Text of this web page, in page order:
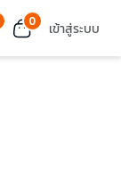
0 เข้าสู่ระบบ